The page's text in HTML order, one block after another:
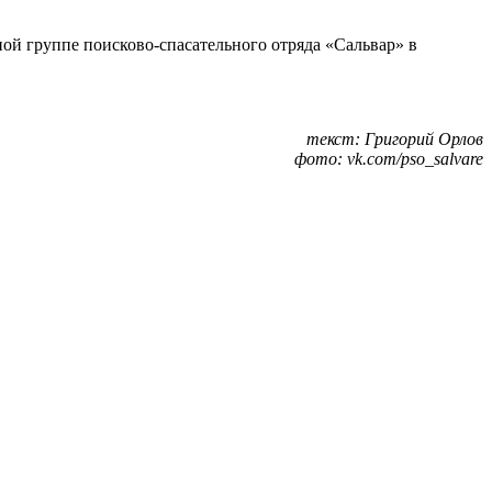
поисково-спасательного отряда «Сальвар» в
текст: Григорий Орлов
фото: vk.com/pso_salvare